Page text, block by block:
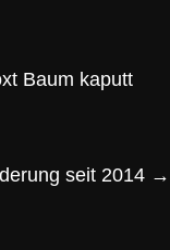
Baum kaputt
seit 2014 →